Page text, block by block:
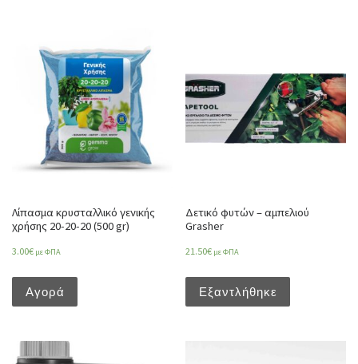
Λίπασμα κρυσταλλικό γενικής
χρήσης 20-20-20 (500 gr)
3.00€ με ΦΠΑ
Αγορά
Δετικό φυτών – αμπελιού
Grasher
21.50€ με ΦΠΑ
Εξαντλήθηκε